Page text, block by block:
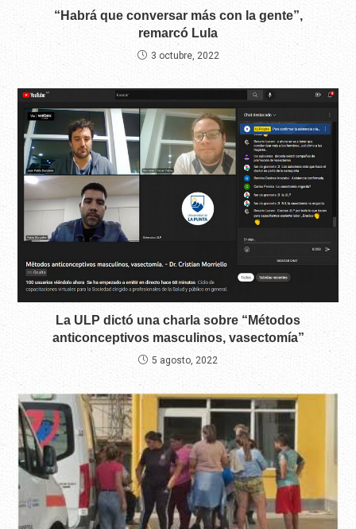
“Habrá que conversar más con la gente”,
remarcó Lula
3 octubre, 2022
La ULP dictó una charla sobre “Métodos
anticonceptivos masculinos, vasectomía”
5 agosto, 2022